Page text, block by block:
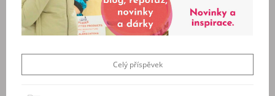
Celý příspěvek